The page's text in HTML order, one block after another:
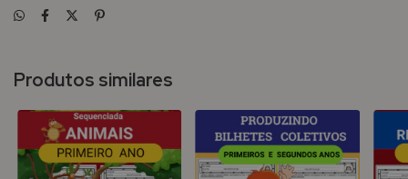
Produtos similares